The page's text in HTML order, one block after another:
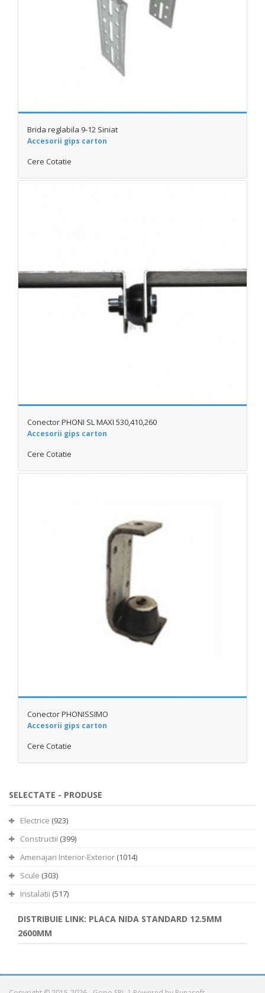
Brida reglabila 9-12 Siniat
Accesorii gips carton
Cere Cotatie
Conector PHONI SL MAXI 530,410,260
Accesorii gips carton
Cere Cotatie
Conector PHONISSIMO
Accesorii gips carton
Cere Cotatie
SELECTATE - PRODUSE
Electrice (923)
Constructii (399)
Amenajari Interior-Exterior (1014)
Scule (303)
Instalatii (517)
DISTRIBUIE LINK: PLACA NIDA STANDARD 12.5MM
2600MM